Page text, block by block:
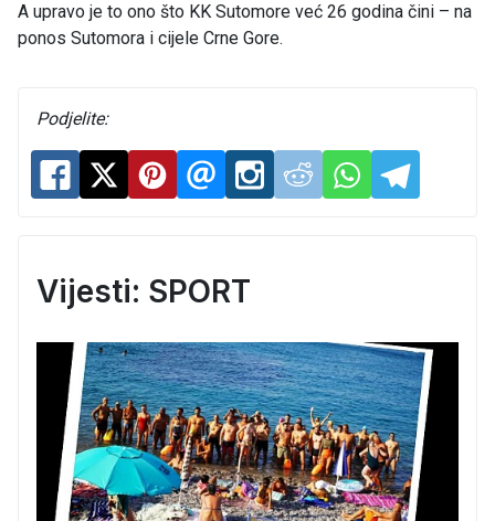
A upravo je to ono što KK Sutomore već 26 godina čini – na
ponos Sutomora i cijele Crne Gore.
Podjelite:
Vijesti: SPORT